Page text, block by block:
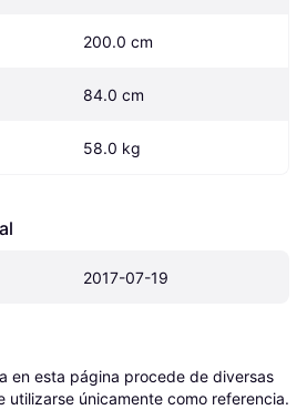
200.0 cm
84.0 cm
58.0 kg
2017-07-19
en esta página procede de diversas
utilizarse únicamente como referencia.